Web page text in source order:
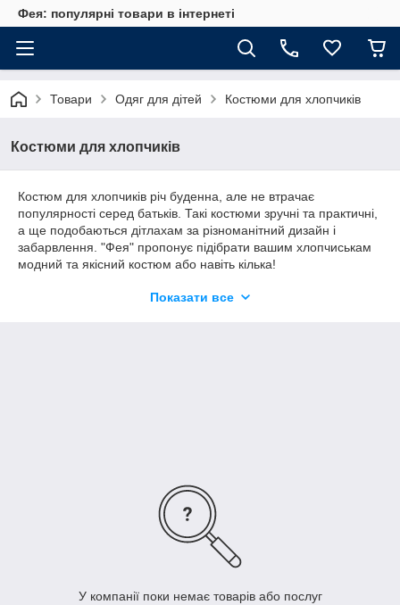
Фея: популярні товари в інтернеті
Товари Одяг для дітей Костюми для хлопчиків
Костюми для хлопчиків
Костюм для хлопчиків річ буденна, але не втрачає
популярності серед батьків. Такі костюми зручні та практичні,
а ще подобаються дітлахам за різноманітний дизайн і
забарвлення. "Фея" пропонує підібрати вашим хлопчиськам
модний та якісний костюм або навіть кілька!
костюми на кожен день, легкі літні костюми утеплені варіанти
Показати все
У компанії поки немає товарів або послуг